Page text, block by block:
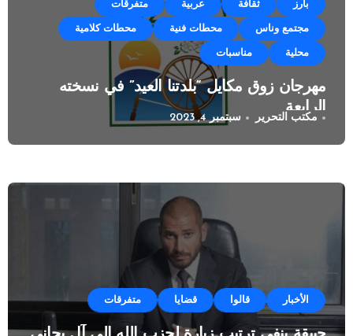
بارز ثقافة عربية متفرقات
مجتمع وناس محطات فنية محطات كلامية
محلية مناسبات
مهرجان زوق مكايل “بلدتنا العيد” في نسخته
الرابعة
مكتب التحرير سبتمبر 4, 2023
الأخبار قالوا قضايا متفرقات